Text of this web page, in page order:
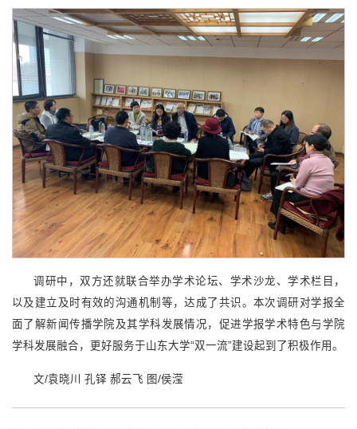
调研中，双方还就联合举办学术论坛、学术沙龙、学术栏目，
以及建立及时有效的沟通机制等，达成了共识。本次调研对学报全
面了解新闻传播学院及其学科发展情况，促进学报学术特色与学院
学科发展融合，更好服务于山东大学“双一流”建设起到了积极作用。
文/袁晓川 孔铎 郝云飞 图/侯滢